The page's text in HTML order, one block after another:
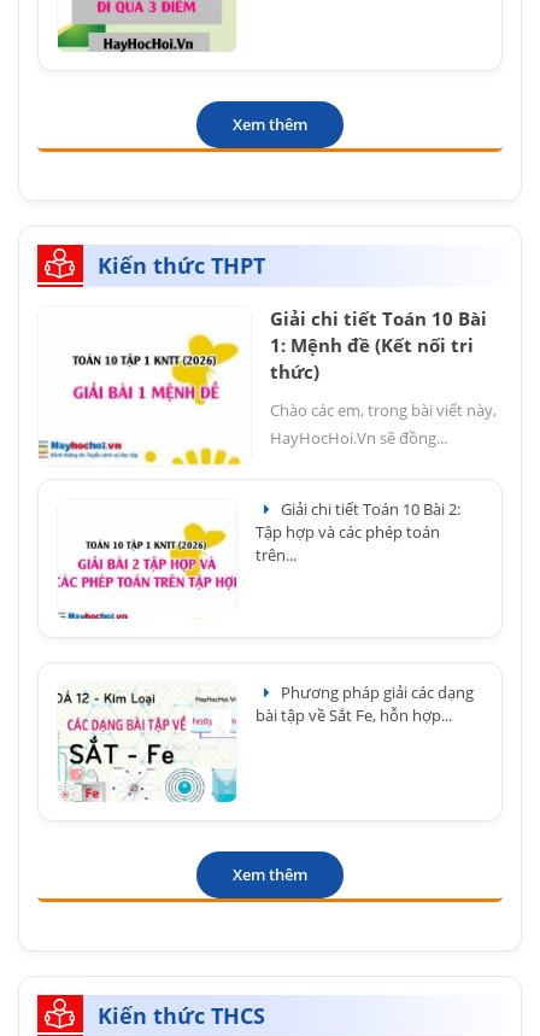
Xem thêm
Kiến thức THPT
Giải chi tiết Toán 10 Bài
1: Mệnh đề (Kết nối tri
thức)
Chào các em, trong bài viết này,
HayHocHoi.Vn sẽ đồng...
Giải chi tiết Toán 10 Bài 2:
Tập hợp và các phép toán
trên...
Phương pháp giải các dạng
bài tập về Sắt Fe, hỗn hợp...
Xem thêm
Kiến thức THCS